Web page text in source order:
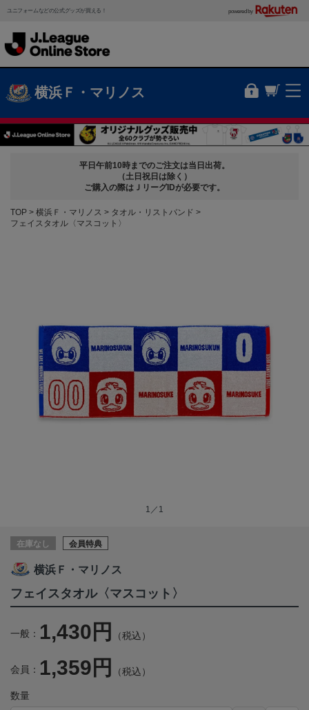
ユニフォームなどの公式グッズが買える！ powered by
横浜Ｆ・マリノス
平日午前10時までのご注文は当日出荷。
（土日祝日は除く）
ご購入の際はＪリーグIDが必要です。
TOP 横浜Ｆ・マリノス
タオル・リストバンド
フェイスタオル〈マスコット〉
1／1
在庫なし 会員特典
横浜Ｆ・マリノス
フェイスタオル〈マスコット〉
一般： 1,430円 （税込）
会員： 1,359円 （税込）
数量